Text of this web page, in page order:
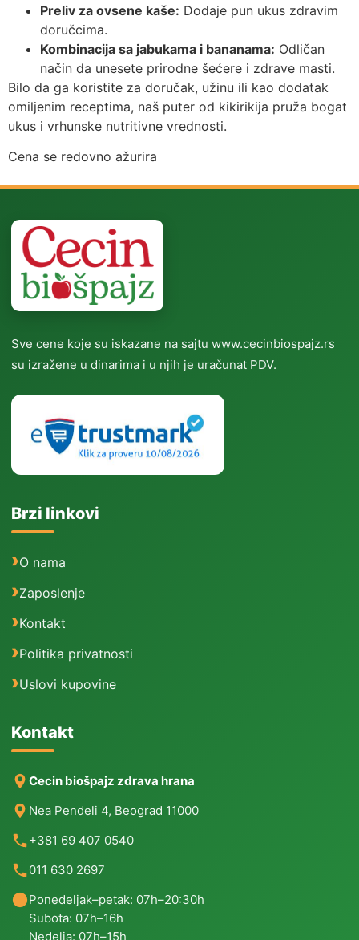
Preliv za ovsene kaše: Dodaje pun ukus zdravim
doručcima.
Kombinacija sa jabukama i bananama: Odličan
način da unesete prirodne šećere i zdrave masti.
Bilo da ga koristite za doručak, užinu ili kao dodatak
omiljenim receptima, naš puter od kikirikija pruža bogat
ukus i vrhunske nutritivne vrednosti.
Cena se redovno ažurira
Sve cene koje su iskazane na sajtu www.cecinbiospajz.rs
su izražene u dinarima i u njih je uračunat PDV.
Brzi linkovi
O nama
Zaposlenje
Kontakt
Politika privatnosti
Uslovi kupovine
Kontakt
Cecin biošpajz zdrava hrana
Nea Pendeli 4, Beograd 11000
+381 69 407 0540
011 630 2697
Ponedeljak–petak: 07h–20:30h
Subota: 07h–16h
Nedelja: 07h–15h